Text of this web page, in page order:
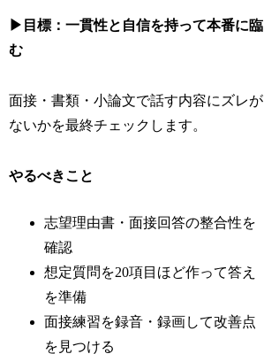
▶目標：一貫性と自信を持って本番に臨
む
面接・書類・小論文で話す内容にズレが
ないかを最終チェックします。
やるべきこと
志望理由書・面接回答の整合性を
確認
想定質問を20項目ほど作って答え
を準備
面接練習を録音・録画して改善点
を見つける